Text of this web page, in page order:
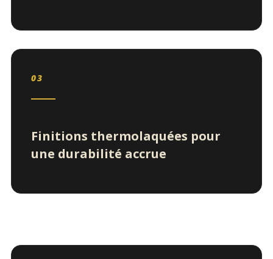
03
Finitions thermolaquées pour
une durabilité accrue